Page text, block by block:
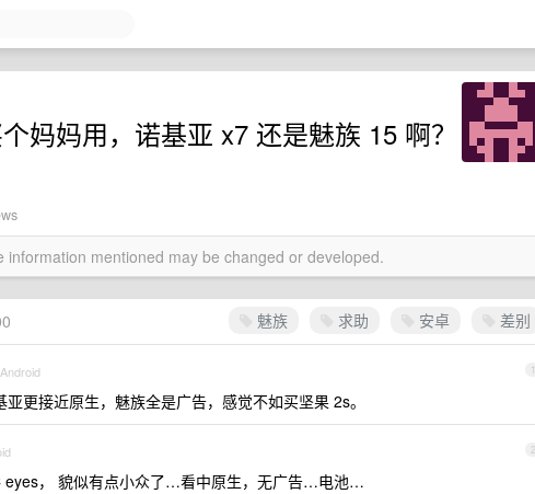
妈妈用，诺基亚 x7 还是魅族 15 啊？
mentioned may be changed or developed.
魅族 求助 安卓 差别
1
更接近原生，魅族全是广告，感觉不如买坚果 2s。
2
eyes， 貌似有点小众了…看中原生，无广告…电池…